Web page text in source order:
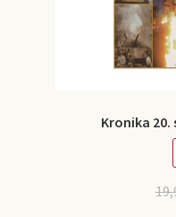
Kronika 20.